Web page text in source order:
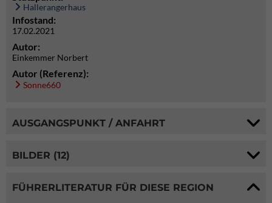
Hallerangerhaus
Infostand:
17.02.2021
Autor:
Einkemmer Norbert
Autor (Referenz):
Sonne660
AUSGANGSPUNKT / ANFAHRT
BILDER (12)
FÜHRERLITERATUR FÜR DIESE REGION